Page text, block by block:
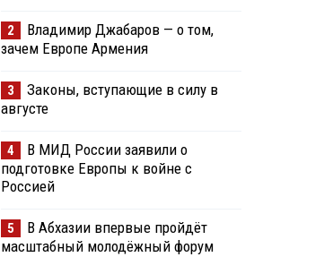
2
Владимир Джабаров — о том,
зачем Европе Армения
3
Законы, вступающие в силу в
августе
4
В МИД России заявили о
подготовке Европы к войне с
Россией
5
В Абхазии впервые пройдёт
масштабный молодёжный форум